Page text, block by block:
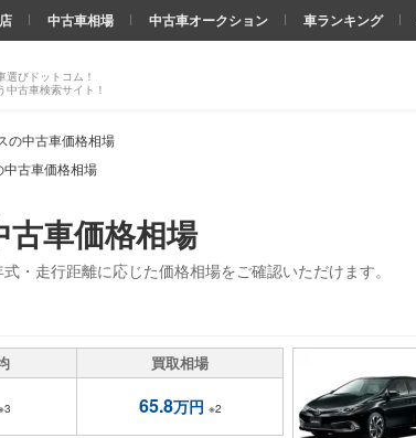
車価格相場
・走行距離に応じた価格相場をご確認いただけます。
びドットコム！
古車検索サイト！
中古車相場 中古車オークション 車ランキング
の中古車価格相場
中古車価格相場
買取相場
65.8万円 ※2